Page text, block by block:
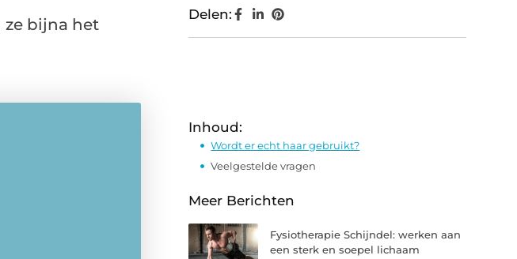
bijna het
Delen:
Inhoud:
Wordt er echt haar gebruikt?
Veelgestelde vragen
Meer Berichten
Fysiotherapie Schijndel: werken aan
een sterk en soepel lichaam